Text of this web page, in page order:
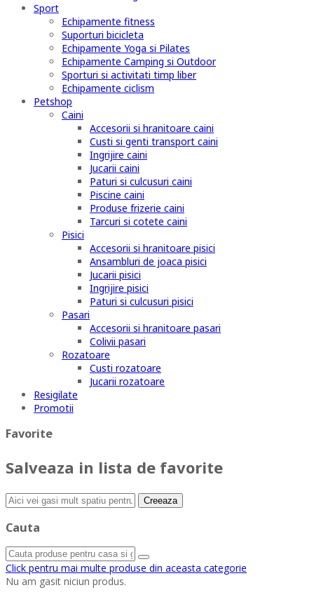
Sport
Echipamente fitness
Suporturi bicicleta
Echipamente Yoga si Pilates
Echipamente Camping si Outdoor
Sporturi si activitati timp liber
Echipamente ciclism
Petshop
Caini
Accesorii si hranitoare caini
Custi si genti transport caini
Ingrijire caini
Jucarii caini
Paturi si culcusuri caini
Piscine caini
Produse frizerie caini
Tarcuri si cotete caini
Pisici
Accesorii si hranitoare pisici
Ansambluri de joaca pisici
Jucarii pisici
Ingrijire pisici
Paturi si culcusuri pisici
Pasari
Accesorii si hranitoare pasari
Colivii pasari
Rozatoare
Custi rozatoare
Jucarii rozatoare
Resigilate
Promotii
Favorite
Salveaza in lista de favorite
Creeaza
Cauta
Click pentru mai multe produse din aceasta categorie
Nu am gasit niciun produs.